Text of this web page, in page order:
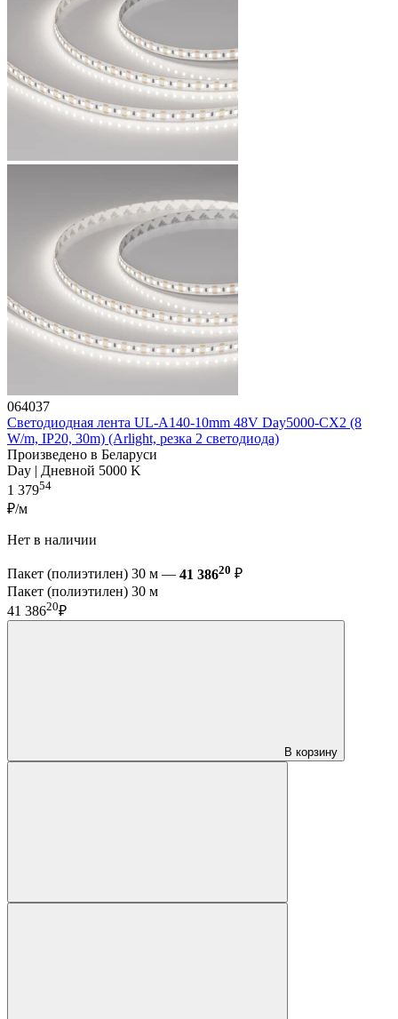
064037
Светодиодная лента UL-A140-10mm 48V Day5000-CX2 (8
W/m, IP20, 30m) (Arlight, резка 2 светодиода)
Произведено в Беларуси
Day | Дневной 5000 K
1 37954
₽/м
Нет в наличии
Пакет (полиэтилен) 30 м — 41 38620 ₽
Пакет (полиэтилен) 30 м
41 38620₽
В корзину